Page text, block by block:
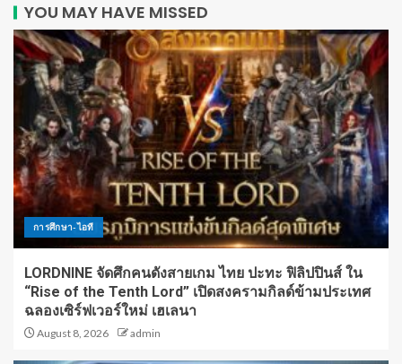
YOU MAY HAVE MISSED
การศึกษา-ไอที
LORDNINE จัดศึกคนดังสายเกม ไทย ปะทะ ฟิลิปปินส์ ใน
“Rise of the Tenth Lord” เปิดสงครามกิลด์ข้ามประเทศ
ฉลองเซิร์ฟเวอร์ใหม่ เฮเลนา
August 8, 2026 admin